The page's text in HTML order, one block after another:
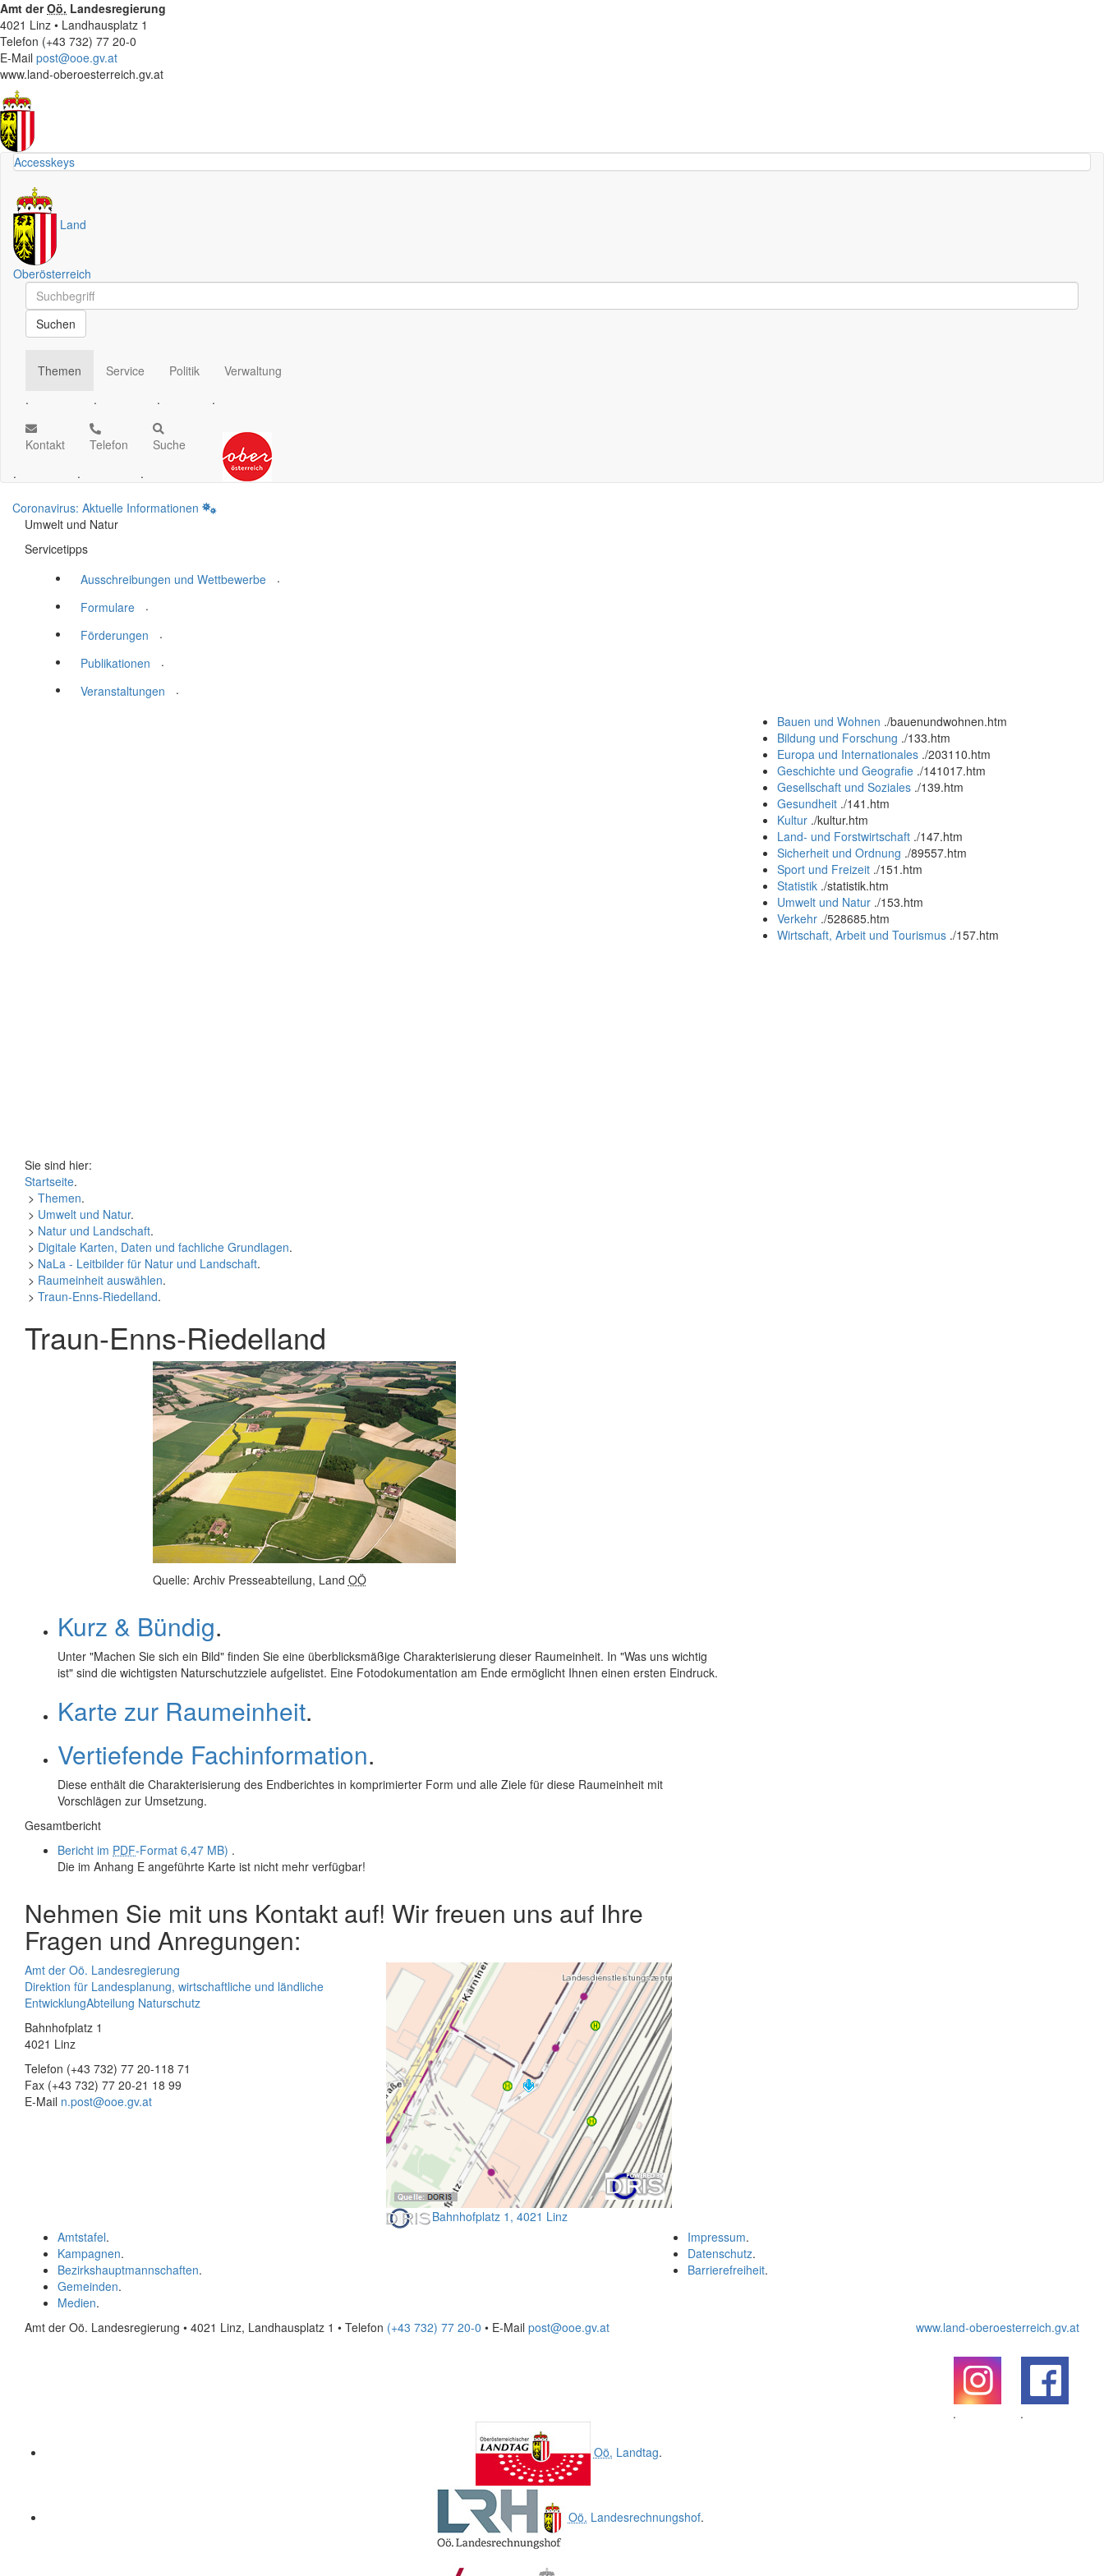
Amt derOö. Landesregierung
4021 Linz • Landhausplatz 1
Telefon (+43 732) 77 20-0
E-Mail post@ooe.gv.at
www.land-oberoesterreich.gv.at
Accesskeys
Land
Oberösterreich
Schnellsuche
Schnellsuche
Suchen
Themen
.
Service
.
Politik
.
Verwaltung
.
Kontakt
.
Telefon
.
Suche
.
Coronavirus: Aktuelle Informationen
Umwelt und Natur
Servicetipps
Ausschreibungen und Wettbewerbe
.
Formulare
.
Förderungen
.
Publikationen
.
Veranstaltungen
.
Bauen und Wohnen ./bauenundwohnen.htm
Bildung und Forschung ./133.htm
Europa und Internationales ./203110.htm
Geschichte und Geografie ./141017.htm
Gesellschaft und Soziales ./139.htm
Gesundheit ./141.htm
Kultur ./kultur.htm
Land- und Forstwirtschaft ./147.htm
Sicherheit und Ordnung ./89557.htm
Sport und Freizeit ./151.htm
Statistik ./statistik.htm
Umwelt und Natur ./153.htm
Verkehr ./528685.htm
Wirtschaft, Arbeit und Tourismus ./157.htm
Sie sind hier:
Startseite.
> Themen.
> Umwelt und Natur.
> Natur und Landschaft.
> Digitale Karten, Daten und fachliche Grundlagen.
> NaLa - Leitbilder für Natur und Landschaft.
> Raumeinheit auswählen.
> Traun-Enns-Riedelland.
Traun-Enns-Riedelland
Quelle: Archiv Presseabteilung, Land OÖ
Kurz & Bündig.
Unter "Machen Sie sich ein Bild" finden Sie eine überblicksmäßige Charakterisierung dieser Raumeinheit. In "Was uns wichtig
ist" sind die wichtigsten Naturschutzziele aufgelistet. Eine Fotodokumentation am Ende ermöglicht Ihnen einen ersten Eindruck.
Karte zur Raumeinheit.
Vertiefende Fachinformation.
Diese enthält die Charakterisierung des Endberichtes in komprimierter Form und alle Ziele für diese Raumeinheit mit
Vorschlägen zur Umsetzung.
Gesamtbericht
Bericht im PDF-Format 6,47 MB) .
Die im Anhang E angeführte Karte ist nicht mehr verfügbar!
Nehmen Sie mit uns Kontakt auf! Wir freuen uns auf Ihre
Fragen und Anregungen:
Amt der Oö. Landesregierung
Direktion für Landesplanung, wirtschaftliche und ländliche
EntwicklungAbteilung Naturschutz
Bahnhofplatz 1
4021 Linz
Telefon (+43 732) 77 20-118 71
Fax (+43 732) 77 20-21 18 99
E-Mail n.post@ooe.gv.at
Bahnhofplatz 1, 4021 Linz
Impressum.
Datenschutz.
Barrierefreiheit.
Amtstafel.
Kampagnen.
Bezirkshauptmannschaften.
Gemeinden.
Medien.
Amt der Oö. Landesregierung • 4021 Linz, Landhausplatz 1 • Telefon (+43 732) 77 20-0 • E-Mail post@ooe.gv.at www.land-oberoesterreich.gv.at
.
.
Oö. Landtag.
Oö. Landesrechnungshof.